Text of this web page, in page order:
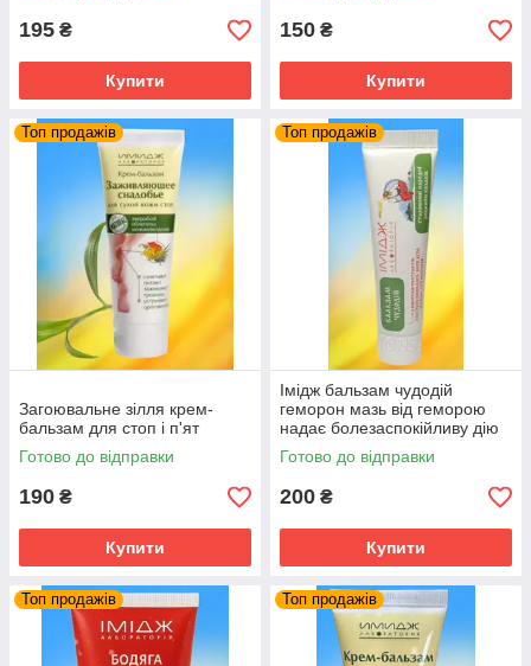
195 ₴
Купити
150 ₴
Купити
Топ продажів
Загоювальне зілля крем-
бальзам для стоп і п'ят
Готово до відправки
190 ₴
Купити
Топ продажів
Імідж бальзам чудодій
геморон мазь від геморою
надає болезаспокійливу дію
при лікуванні геморою
Готово до відправки
200 ₴
Купити
Топ продажів Топ продажів